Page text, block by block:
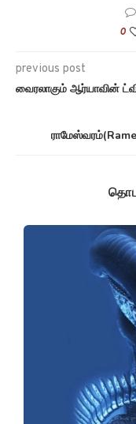
0
previous post
வைரலாகும் ஆர்யாவின்